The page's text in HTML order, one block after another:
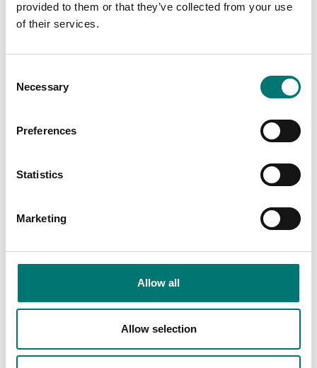
provided to them or that they’ve collected from your use
of their services.
Selection
Necessary
Preferences
Statistics
Marketing
Allow all
Allow selection
COUNTER-CLOCKWISE
5 500 kr
Pris från: 8 940 kr